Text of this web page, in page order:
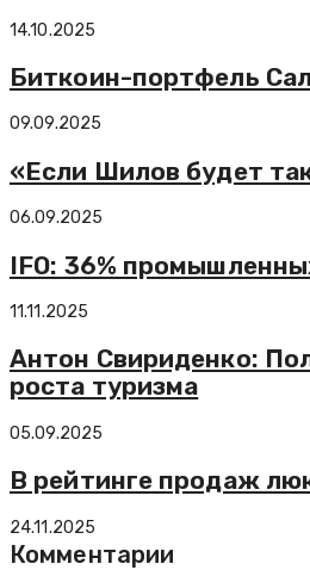
14.10.2025
Биткоин-портфель
09.09.2025
«Если Шилов будет
06.09.2025
IFO: 36%
11.11.2025
Антон Свириденко:
роста туризма
05.09.2025
В рейтинге продаж
24.11.2025
Комментарии